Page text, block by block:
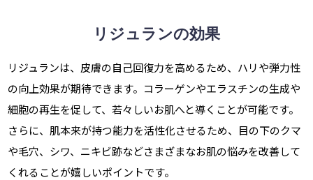
リジュランの効果
リジュランは、皮膚の自己回復力を高めるため、ハリや弾力性
の向上効果が期待できます。コラーゲンやエラスチンの生成や
細胞の再生を促して、若々しいお肌へと導くことが可能です。
さらに、肌本来が持つ能力を活性化させるため、目の下のクマ
や毛穴、シワ、ニキビ跡などさまざまなお肌の悩みを改善して
くれることが嬉しいポイントです。